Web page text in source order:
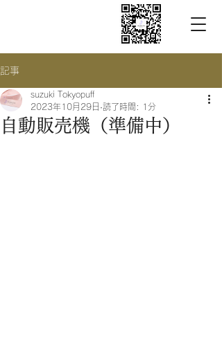
記事
自動販売機（準備中）
suzuki Tokyopuff
2023年10月29日 読了時間: 1分